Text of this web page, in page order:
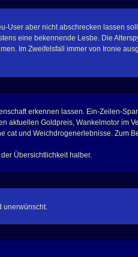
aber nicht abschrecken lassen
eine bekennende Lesbe. Die
Im Zweifelsfall immer von Ironie
erkennen lassen. Ein-Zeilen-
Goldpreis, Wankelmotor im
cat und Weichdrogenerlebnisse. Zum
Übersichtlichkeit halber.
unerwünscht.